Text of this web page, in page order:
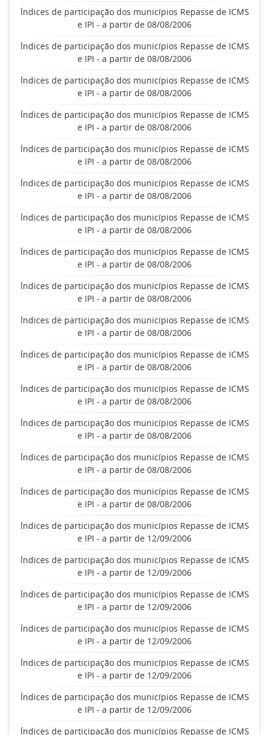
Índices de participação dos municípios Repasse de ICMS
e IPI - a partir de 08/08/2006
Índices de participação dos municípios Repasse de ICMS
e IPI - a partir de 08/08/2006
Índices de participação dos municípios Repasse de ICMS
e IPI - a partir de 08/08/2006
Índices de participação dos municípios Repasse de ICMS
e IPI - a partir de 08/08/2006
Índices de participação dos municípios Repasse de ICMS
e IPI - a partir de 08/08/2006
Índices de participação dos municípios Repasse de ICMS
e IPI - a partir de 08/08/2006
Índices de participação dos municípios Repasse de ICMS
e IPI - a partir de 08/08/2006
Índices de participação dos municípios Repasse de ICMS
e IPI - a partir de 08/08/2006
Índices de participação dos municípios Repasse de ICMS
e IPI - a partir de 08/08/2006
Índices de participação dos municípios Repasse de ICMS
e IPI - a partir de 08/08/2006
Índices de participação dos municípios Repasse de ICMS
e IPI - a partir de 08/08/2006
Índices de participação dos municípios Repasse de ICMS
e IPI - a partir de 08/08/2006
Índices de participação dos municípios Repasse de ICMS
e IPI - a partir de 08/08/2006
Índices de participação dos municípios Repasse de ICMS
e IPI - a partir de 08/08/2006
Índices de participação dos municípios Repasse de ICMS
e IPI - a partir de 08/08/2006
Índices de participação dos municípios Repasse de ICMS
e IPI - a partir de 12/09/2006
Índices de participação dos municípios Repasse de ICMS
e IPI - a partir de 12/09/2006
Índices de participação dos municípios Repasse de ICMS
e IPI - a partir de 12/09/2006
Índices de participação dos municípios Repasse de ICMS
e IPI - a partir de 12/09/2006
Índices de participação dos municípios Repasse de ICMS
e IPI - a partir de 12/09/2006
Índices de participação dos municípios Repasse de ICMS
e IPI - a partir de 12/09/2006
Índices de participação dos municípios Repasse de ICMS